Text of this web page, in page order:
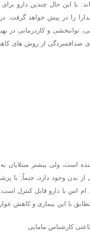
با این حال چندین دارو
را در پیش خواهد گرفت.
توانبخشی و کاردرمانی در
ضدافسردگی از روش های
است، ولی بیشتر مبتلایان
بدن وجود دارد، حتماً; با
اس با دارو قابل کنترل
با این بیماری و کاهش
کارشناس مامایی